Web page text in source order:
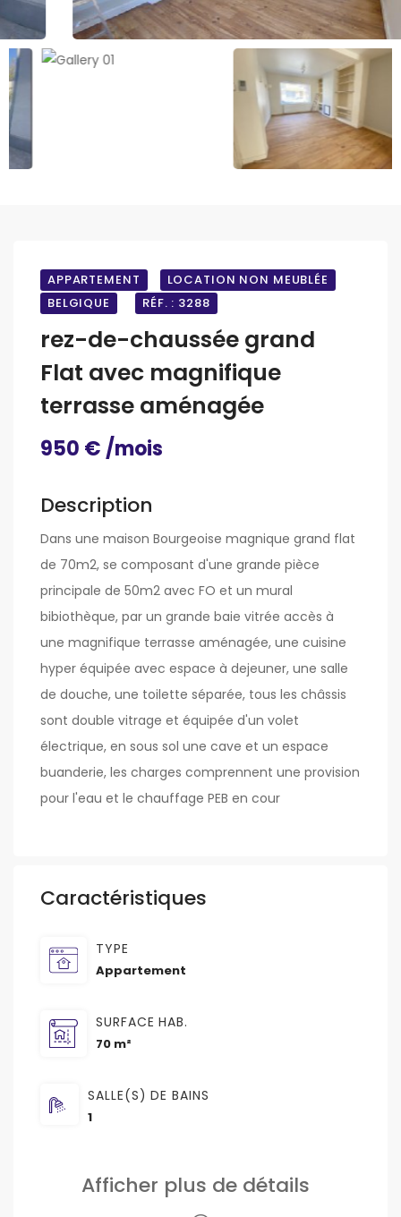
APPARTEMENT
LOCATION NON MEUBLÉE
BELGIQUE
RÉF. : 3288
rez-de-chaussée grand
Flat avec magnifique
terrasse aménagée
950 € /mois
Description
Dans une maison Bourgeoise magnique grand flat
de 70m2, se composant d'une grande pièce
principale de 50m2 avec FO et un mural
bibiothèque, par un grande baie vitrée accès à
une magnifique terrasse aménagée, une cuisine
hyper équipée avec espace à dejeuner, une salle
de douche, une toilette séparée, tous les châssis
sont double vitrage et équipée d'un volet
électrique, en sous sol une cave et un espace
buanderie, les charges comprennent une provision
pour l'eau et le chauffage PEB en cour
Caractéristiques
TYPE
Appartement
SURFACE HAB.
70 m²
SALLE(S) DE BAINS
1